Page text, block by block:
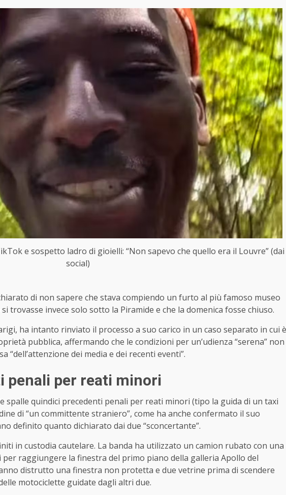
e sospetto ladro di gioielli: “Non sapevo che quello era il Louvre” (dai
social)
di non sapere che stava compiendo un furto al più famoso museo
trovasse invece solo sotto la Piramide e che la domenica fosse chiuso.
ha intanto rinviato il processo a suo carico in un caso separato in cui è
pubblica, affermando che le condizioni per un’udienza “serena” non
“dell’attenzione dei media e dei recenti eventi”.
penali per reati minori
spalle quindici precedenti penali per reati minori (tipo la guida di un taxi
di “un committente straniero”, come ha anche confermato il suo
definito quanto dichiarato dai due “sconcertante”.
in custodia cautelare. La banda ha utilizzato un camion rubato con una
raggiungere la finestra del primo piano della galleria Apollo del
distrutto una finestra non protetta e due vetrine prima di scendere
motociclette guidate dagli altri due.